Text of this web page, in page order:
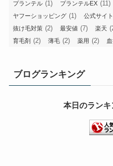
プランテル (1) プランテルEX (11)
ヤフーショッピング (1) 公式サイト
抜け毛対策 (2) 最安値 (7) 楽天
育毛剤 (2) 薄毛 (2) 薬用 (2)
ブログランキング
本日のランキ